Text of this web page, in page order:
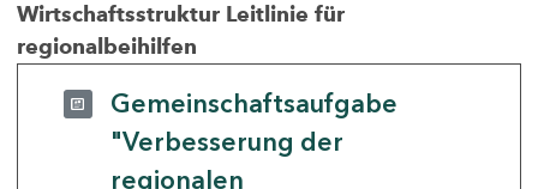
Wirtschaftsstruktur Leitlinie für
regionalbeihilfen
Gemeinschaftsaufgabe
"Verbesserung der
regionalen